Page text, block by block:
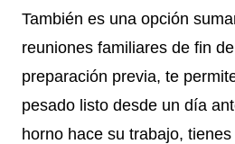
También es una opción
reuniones familiares de fin
preparación previa, te
pesado listo desde un día
horno hace su trabajo,